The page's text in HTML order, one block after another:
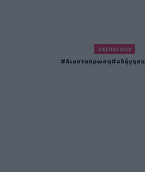
ΣΧΕΤΙΚΆ TAGS
διασταύρωση οδήγηση